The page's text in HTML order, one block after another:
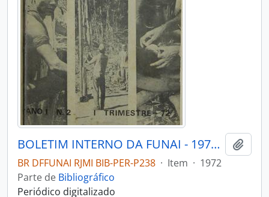
BOLETIM INTERNO DA FUNAI - 1972 - Nº02
BR DFFUNAI RJMI BIB-PER-P238 · Item · 1972
Parte de Bibliográfico
Periódico digitalizado